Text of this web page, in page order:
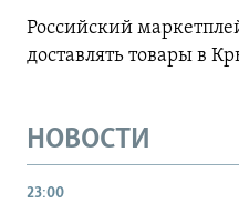
Российский
доставлять товары в
НОВОСТИ
23:00